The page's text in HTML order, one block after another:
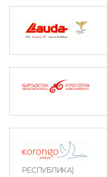
РЕСПУБЛИКА)